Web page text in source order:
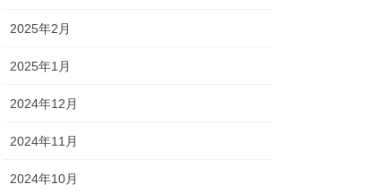
2025年2月
2025年1月
2024年12月
2024年11月
2024年10月